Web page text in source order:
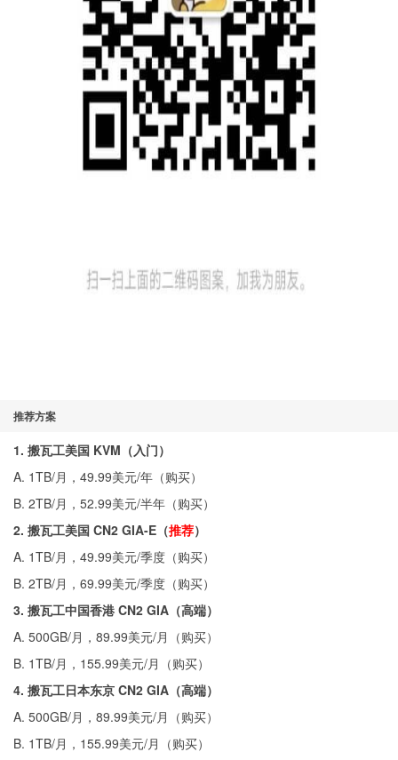
推荐方案
1. 搬瓦工美国 KVM（入门）
A. 1TB/月，49.99美元/年（购买）
B. 2TB/月，52.99美元/半年（购买）
2. 搬瓦工美国 CN2 GIA-E（推荐）
A. 1TB/月，49.99美元/季度（购买）
B. 2TB/月，69.99美元/季度（购买）
3. 搬瓦工中国香港 CN2 GIA（高端）
A. 500GB/月，89.99美元/月（购买）
B. 1TB/月，155.99美元/月（购买）
4. 搬瓦工日本东京 CN2 GIA（高端）
A. 500GB/月，89.99美元/月（购买）
B. 1TB/月，155.99美元/月（购买）